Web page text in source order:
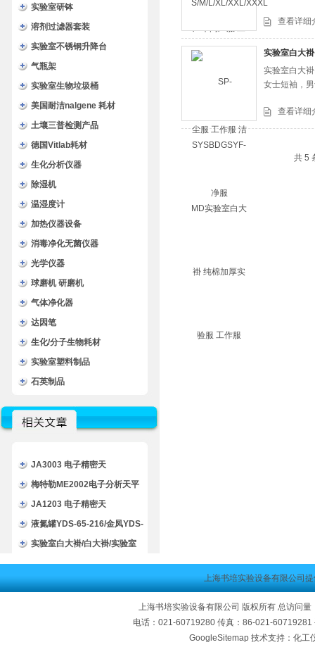
实验室研钵
溶剂过滤器套装
实验室不锈钢升降台
气瓶架
实验室生物垃圾桶
美国耐洁nalgene 耗材
土壤三普检测产品
德国Vitlab耗材
生化分析仪器
除湿机
温湿度计
加热仪器设备
消毒净化无菌仪器
光学仪器
球磨机 研磨机
气体净化器
达因笔
生化/分子生物耗材
实验室塑料制品
石英制品
JA3003 电子精密天
平/JA3003精密天平
梅特勒ME2002电子分析天平
技术文章
JA1203 电子精密天
平/JA1203精密天平
液氮罐YDS-65-216/金凤YDS-
65-216技术文章
实验室白大褂/白大褂/实验室
实验服
查看详细
实验室白大
实验室白大
女士短袖，
查看详细
共 5
上海书培实验设备有限公司提
上海书培实验设备有限公司 版权所有 总访问量
电话：021-60719280 传真：86-021-
GoogleSitemap技术支持：化工